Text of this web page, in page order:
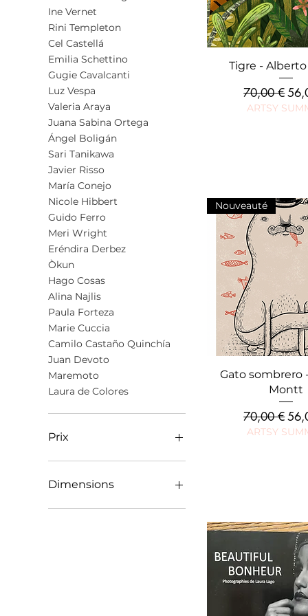
Ine Vernet
Rini Templeton
Cel Castellá
Emilia Schettino
Gugie Cavalcanti
Luz Vespa
Valeria Araya
Juana Sabina Ortega
Ángel Boligán
Sari Tanikawa
Javier Risso
María Conejo
Nicole Hibbert
Guido Ferro
Meri Wright
Eréndira Derbez
Òkun
Hago Cosas
Alina Najlis
Paula Forteza
Marie Cuccia
Camilo Castaño Quinchía
Juan Devoto
Maremoto
Laura de Colores
Prix
Dimensions
50 x 70 cm
Aperçu
Tigre -
Prix original
70,00 €
ARTSY
Aperçu
Nouveauté
Gato sombrero
Montt
Prix original
70,00 €
ARTSY